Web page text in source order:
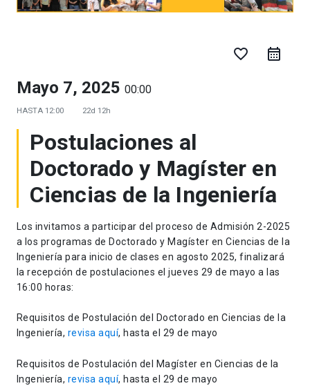
favorite_border
Mayo 7, 2025 00:00
HASTA 12:00 22d 12h
Postulaciones al
Doctorado y Magíster en
Ciencias de la Ingeniería
Los invitamos a participar del procesode Admisión 2-2025
a los programas de Doctorado y Magíster en Ciencias de la
Ingeniería para iniciode clases en agosto 2025, finalizará
la recepciónde postulaciones el jueves 29 de mayo a las
16:00 horas:
Requisitosde Postulación de l Doctorado en Ciencias de la
Ingeniería, revisa aquí, hasta el 29 de mayo
Requisitosde Postulación de l Magíster en Cienciasde la
Ingeniería, revisa aquí, hasta el 29 de mayo